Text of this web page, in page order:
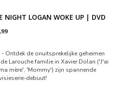
NIGHT LOGAN WOKE UP | DVD
Ontdek de onuitsprekelijke geheimen
Larouche familie in Xavier Dolan ('J'ai
mère', 'Mommy') zijn spannende
debuut!